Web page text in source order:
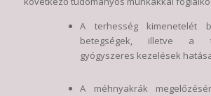
A terhesség kimenetelét
betegségek, illetve a
gyógyszeres kezelések
A méhnyakrák